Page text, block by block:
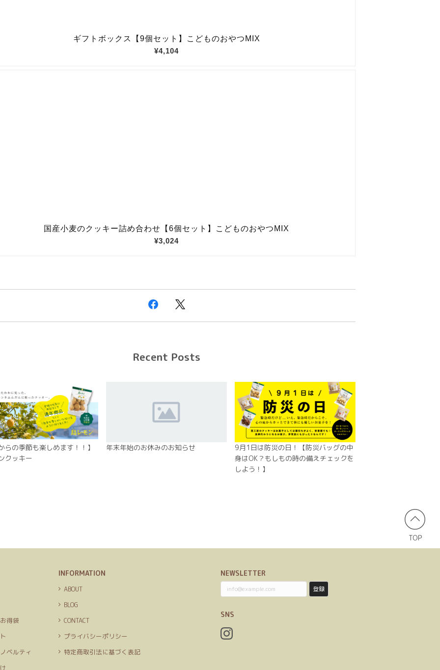
Recent Posts
らの季節も楽しめます！！】
クッキー
年末年始のお休みのお知らせ
9月1日は防災の日！【防災バッグの中
身はOK？もしもの時の備えチェックを
しよう！】
TOP
得袋
ベルティ
INFORMATION
ABOUT
BLOG
CONTACT
プライバシーポリシー
特定商取引法に基づく表記
NEWSLETTER
登録
SNS